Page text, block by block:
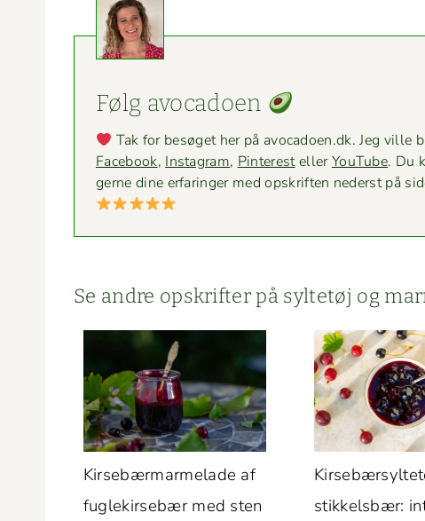
Følg avo­ca­doen
Tak for besøget her på avocadoen.dk. Jeg
Face­book, Insta­gram, Pin­ter­estellerYouTube. Du
gerne dine erfaringer med opskriften ned­er­st på
Se andre opskrifter på syl­tetøj og
Kirse­bær­marme­lade af
fuglekirse­bær med sten
stikkels­bær: